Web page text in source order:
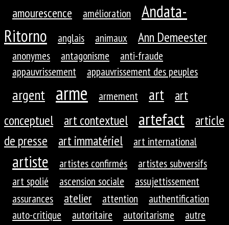
amourescence amélioration
Andata-
Ritorno
anglais animaux Ann Demeester
anonymes antagonisme
anti-fraude
appauvrissement
appauvrissement des peuples
argent arme armement art
art
conceptuel
art contextuel artefact
article
de presse
art immatériel art international
artiste artistes confirmés
artistes subversifs
art spolié
ascension sociale
assujettissement
assurances
atelier attention
authentification
auto-critique
autoritaire autoritarisme
autre